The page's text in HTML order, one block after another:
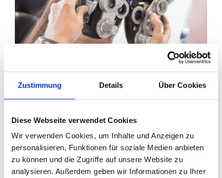
Zustimmung Details Über Cookies
Diese Webseite verwendet Cookies
Wir verwenden Cookies, um Inhalte und Anzeigen zu
personalisieren, Funktionen für soziale Medien anbieten
zu können und die Zugriffe auf unsere Website zu
analysieren. Außerdem geben wir Informationen zu Ihrer
Ihr Partner für optimales
Sehen in Wittichenau
Als erster Ansprechpartner für das gute Sehen sind wir
als Augenoptiker in Wittichenau mehr als „nur“